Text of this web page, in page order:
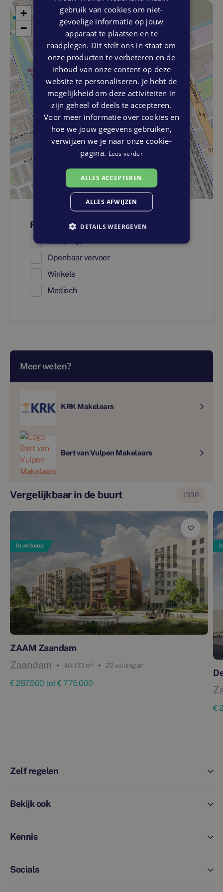
Wil je ook Zaanse Held worden?
Neem dan contact op met de verkopende makelaars of
schrijf je in via de projectwebsite! Hier kun je in de
woningzoeker de nog beschikbare woningen in De Zaanse
Helden bekijken en je direct inschrijven. Bijkomend
voordeel is, dat de bouw van de woningen al is gestart en
voor nieuwbouw relatief snel wordt opgeleverd!
+
−
Faciliteiten
Onderwijs
Openbaar vervoer
Winkels
Medisch
Meer weten?
KRK Makelaars
Bert van Vulpen Makelaars
Vergelijkbaar in de buurt 1990
In verkoop
ZAAM Zaandam
Zaandam 40 - 173 m² 22 woningen
€ 287.500 tot € 775.000
€
Zelf regelen
Bekijk ook
Kennis
Socials
gebruik van cookies om niet-
gevoelige informatie op jouw
apparaat te plaatsen en te
raadplegen. Dit stelt ons in staat om
onze producten te verbeteren en de
inhoud van onze content op deze
website te personaliseren. Je hebt de
mogelijkheid om deze activiteiten in
zijn geheel of deels te accepteren.
Voor meer informatie over cookies en
hoe we jouw gegevens gebruiken,
verwijzen we je naar onze cookie-
pagina. Lees verder
ALLES ACCEPTEREN
ALLES AFWIJZEN
DETAILS WEERGEVEN